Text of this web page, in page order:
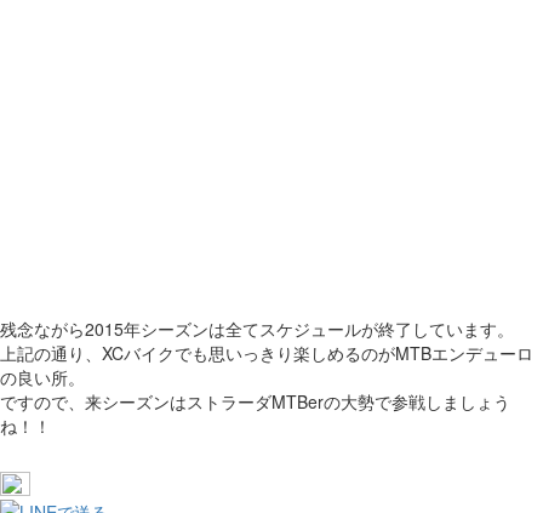
残念ながら2015年シーズンは全てスケジュールが終了しています。
上記の通り、XCバイクでも思いっきり楽しめるのがMTBエンデューロ
の良い所。
ですので、来シーズンはストラーダMTBerの大勢で参戦しましょう
ね！！